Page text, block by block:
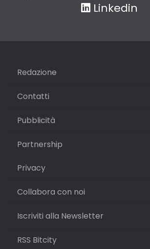
Linkedin
Redazione
Contatti
Pubblicità
Partnership
Privacy
Collabora con noi
Iscriviti alla Newsletter
RSS Bitcity